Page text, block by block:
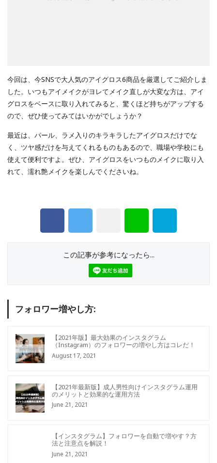
今回は、今SNSで大人気のアイグロス6商品を厳選してご紹介しま
した。いつもアイメイクがヨレてメイク直しが大変な方は、アイ
グロスをベースに取り入れてみると、驚くほど持ちがアップする
ので、ぜひ使ってみてはいかがでしょうか？
最近は、パール、ラメ入りのキラキラしたアイグロスだけでな
く、ツヤ感だけを与えてくれるものもあるので、職場や学校にも
使えて便利ですよ。ぜひ、アイグロスをいつものメイクに取り入
れて、濡れ艶メイクを楽しんでくださいね。
この記事が参考になったら...
フォロワー増やし方:
【2021年版】最大効果のインスタグラム
（Instagram）のフォロワーの増やし方はコレだ！
August 17, 2021
【2021年最新版】成人男性向けインスタグラム運用
のメリットと効果的な運用方法
June 21, 2021
【インスタグラム】フォロワーを自動で増やす？方
法と注意点を解説！
June 21, 2021